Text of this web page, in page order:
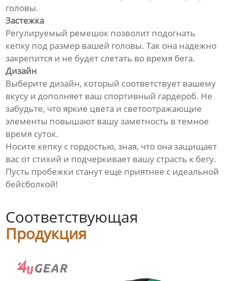
головы.
Застежка
Регулируемый ремешок позволит подогнать
кепку под размер вашей головы. Так она надежно
закрепится и не будет слетать во время бега.
Дизайн
Выберите дизайн, который соответствует вашему
вкусу и дополняет ваш спортивный гардероб. Не
забудьте, что яркие цвета и светоотражающие
элементы повышают вашу заметность в темное
время суток.
Носите кепку с гордостью, зная, что она защищает
вас от стихий и подчеркивает вашу страсть к бегу.
Пусть пробежки станут еще приятнее с идеальной
бейсболкой!
Соответствующая
Продукция